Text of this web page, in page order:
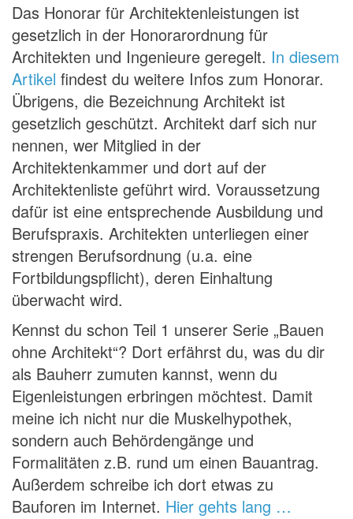
Das Honorar für Architektenleistungen ist
gesetzlich in der Honorarordnung für
Architekten und Ingenieure geregelt. In diesem
Artikel findest du weitere Infos zum Honorar.
Übrigens, die Bezeichnung Architekt ist
gesetzlich geschützt. Architekt darf sich nur
nennen, wer Mitglied in der
Architektenkammer und dort auf der
Architektenliste geführt wird. Voraussetzung
dafür ist eine entsprechende Ausbildung und
Berufspraxis. Architekten unterliegen einer
strengen Berufsordnung (u.a. eine
Fortbildungspflicht), deren Einhaltung
überwacht wird.
Kennst du schon Teil 1 unserer Serie „Bauen
ohne Architekt“? Dort erfährst du, was du dir
als Bauherr zumuten kannst, wenn du
Eigenleistungen erbringen möchtest. Damit
meine ich nicht nur die Muskelhypothek,
sondern auch Behördengänge und
Formalitäten z.B. rund um einen Bauantrag.
Außerdem schreibe ich dort etwas zu
Bauforen im Internet. Hier gehts lang …